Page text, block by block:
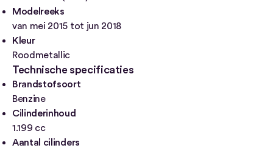
Modelreeks
van mei 2015 tot jun 2018
Kleur
Roodmetallic
Technische specificaties
Brandstofsoort
Benzine
Cilinderinhoud
1.199 cc
Aantal cilinders